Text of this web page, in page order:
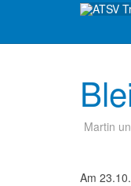
Martin
Am